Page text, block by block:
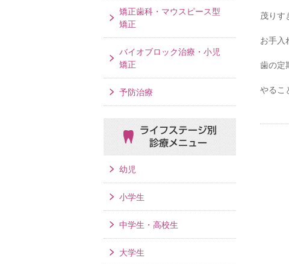
茂りす
お手入
歯の定
やるこ
矯正歯科・マウスピース型
矯正
バイオブロック治療・小児
矯正
予防治療
ライフステージ別
診療メニュー
幼児
小学生
中学生・高校生
大学生